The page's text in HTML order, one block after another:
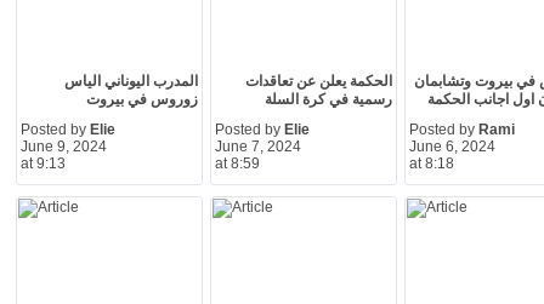
المدرب اليوناني الياس
زوروس في بيروت
Posted by Elie
June 9, 2024
at 9:13
الحكمة يعلن عن تعاقدات
رسمية في كرة السلة
Posted by Elie
June 7, 2024
at 8:59
بيروت وتشابمان
اول اجانب الحكمة
Posted by Rami
June 6, 2024
at 8:18